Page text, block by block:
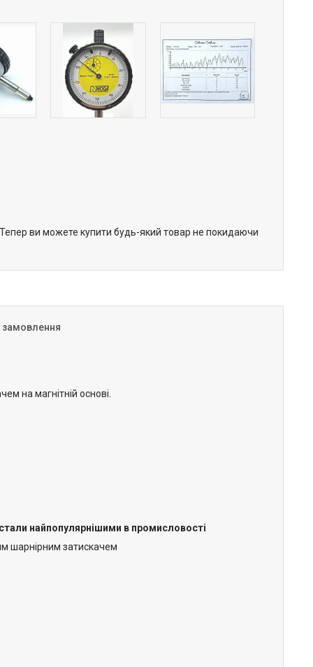
Тепер ви можете купити будь-який товар не покидаючи
замовлення
на магнітній основі.
стали найпопулярнішими в промисловості
шарнірним затискачем